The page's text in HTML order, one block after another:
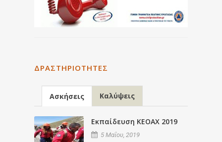
ΔΡΑΣΤΗΡΙΌΤΗΤΕΣ
Ασκήσεις Καλύψεις
Εκπαίδευση ΚΕΟΑΧ 2019
5 Μαΐου, 2019